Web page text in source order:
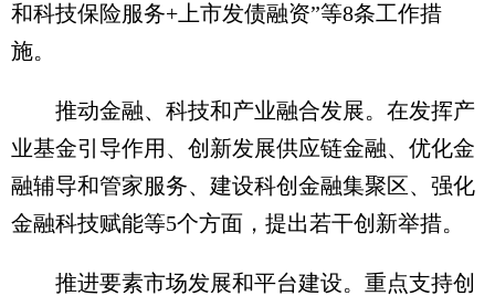
和科技保险服务+上市发债融资”等8条工作措
施。
推动金融、科技和产业融合发展。在发挥产
业基金引导作用、创新发展供应链金融、优化金
融辅导和管家服务、建设科创金融集聚区、强化
金融科技赋能等5个方面，提出若干创新举措。
推进要素市场发展和平台建设。重点支持创